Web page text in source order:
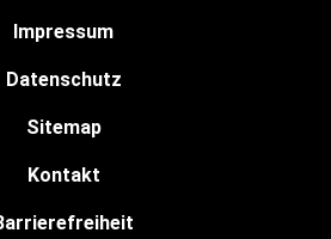
Impressum
Datenschutz
Sitemap
Kontakt